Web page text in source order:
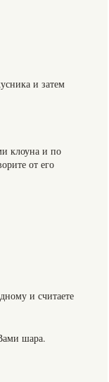
и затем
клоуна и по
от его
и считаете
шара.